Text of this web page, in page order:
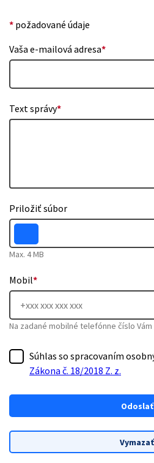
* požadované údaje
Vaša e-mailová adresa*
Text správy*
Priložiť súbor
Max. 4 MB
Mobil*
Na zadané mobilné telefónne číslo
Súhlas so spracovaním
Zákona č. 18/2018 Z. z.